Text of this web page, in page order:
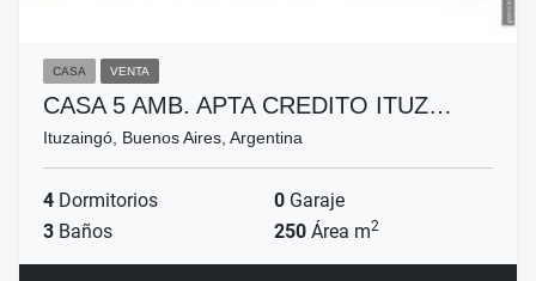
CASA VENTA
CASA 5 AMB. APTA CREDITO ITUZ…
Ituzaingó, Buenos Aires, Argentina
4 Dormitorios 0 Garaje
3 Baños 250 Área m2